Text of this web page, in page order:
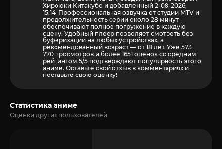
Хироюки Китакубо и добавленный 2-08-2026,
15:14. Профессиональная озвучка от студии MTV и
продолжительность серии около 28 минут
обеспечивают полное погружение в каждую
сцену. Удобный плеер позволяет смотреть без
буферизации на любых устройствах, а
рекомендованный возраст — от 18 лет. Уже 573
770 просмотров и более 1651 оценок со средним
рейтингом 5/5 подтверждают популярность этого
аниме. Оставьте свой отзыв в комментариях и
поставьте свою оценку!
Статистика аниме
Оценки других пользователей